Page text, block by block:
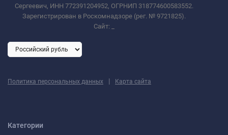
Сергеевич, ИНН 772391204952, ОГРНИП 318774600583552.
Зарегистрирован в Роскомнадзоре (рег. № 9721825).
Сайт:
Политика персональных данных | Карта сайта
Категории